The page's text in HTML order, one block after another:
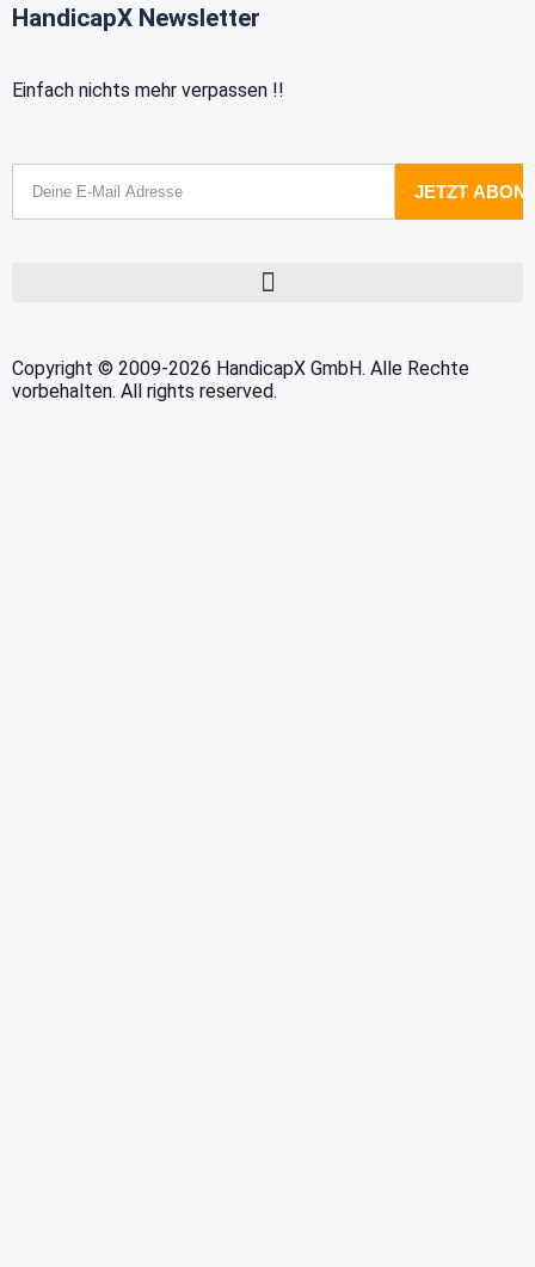
HandicapX Newsletter
Einfach nichts mehr verpassen !!
Copyright © 2009-2026 HandicapX GmbH. Alle Rechte
vorbehalten. All rights reserved.